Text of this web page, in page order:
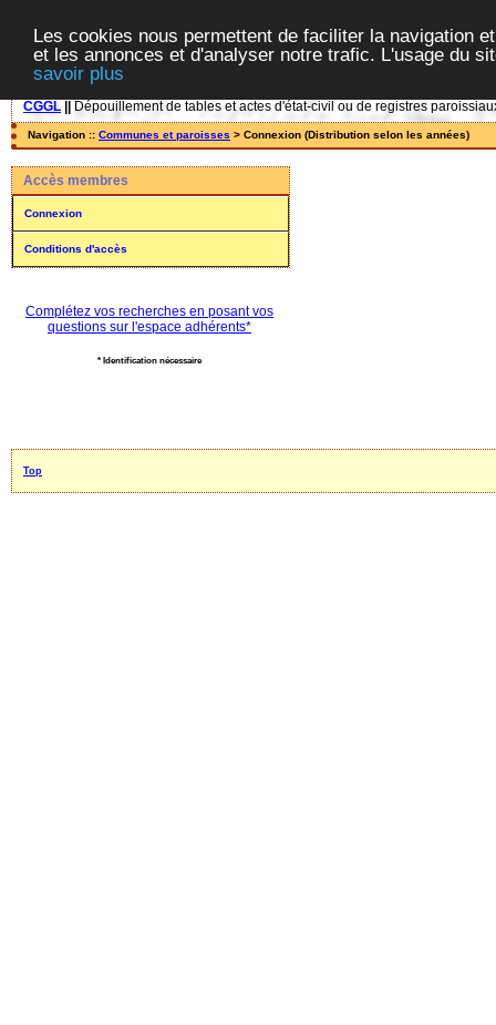
Les cookies nous permettent de faciliter la navigation
et les annonces et d'analyser notre trafic. L'usage du
savoir plus
CGGL Dépouillement de tables et actes d'état-civil ou de registres
Navigation :: Communes et paroisses > Connexion (Distribution selon les années)
Accès membres
Connexion
Conditions d'accès
Complétez vos recherches en posant vos
questions sur l'espace adhérents*
* Identification nécessaire
Top